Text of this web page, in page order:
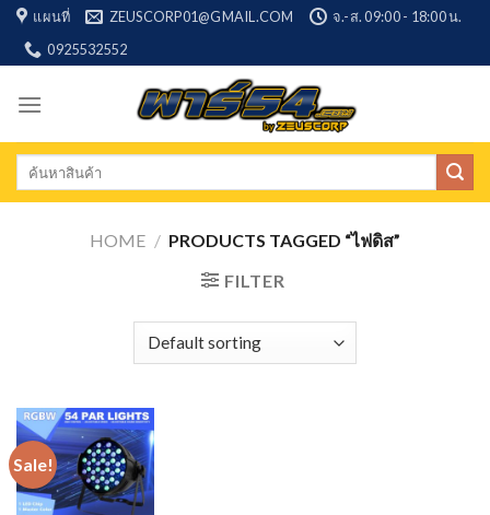
Skip
content
แผนที่ ZEUSCORP01@GMAIL.COM
จ.-ส. 09:00 - 18:00 น.
0925532552
Search
HOME / PRODUCTS TAGGED “ไฟดิส”
FILTER
Sale!